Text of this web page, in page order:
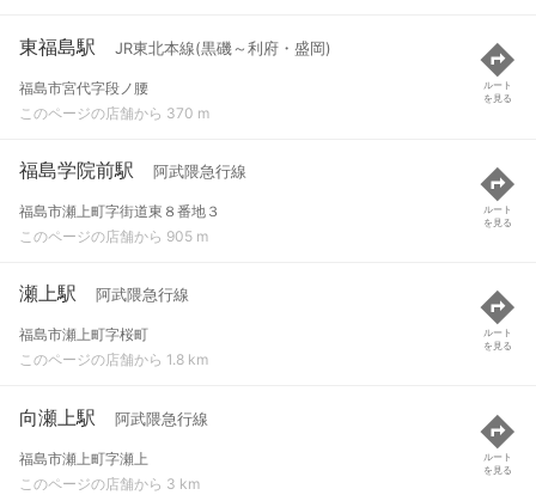
東福島駅 JR東北本線(黒磯～利府・盛岡)
福島市宮代字段ノ腰
このページの店舗から 370 m
ルート
を見る
福島学院前駅 阿武隈急行線
福島市瀬上町字街道東８番地３
このページの店舗から 905 m
ルート
を見る
瀬上駅 阿武隈急行線
福島市瀬上町字桜町
このページの店舗から 1.8 km
ルート
を見る
向瀬上駅 阿武隈急行線
福島市瀬上町字瀬上
このページの店舗から 3 km
ルート
を見る